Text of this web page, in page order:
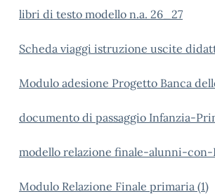
libri di testo modello n.a. 26_27
Scheda viaggi istruzione uscite
Modulo adesione Progetto Banca
documento di passaggio Infanzia-
modello relazione finale-alunni-con-
Modulo Relazione Finale primaria (1)